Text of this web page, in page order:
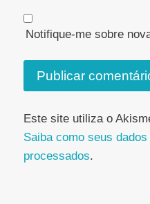
Notifique-me sobre
Este site utiliza o
Saiba como seus
processados.